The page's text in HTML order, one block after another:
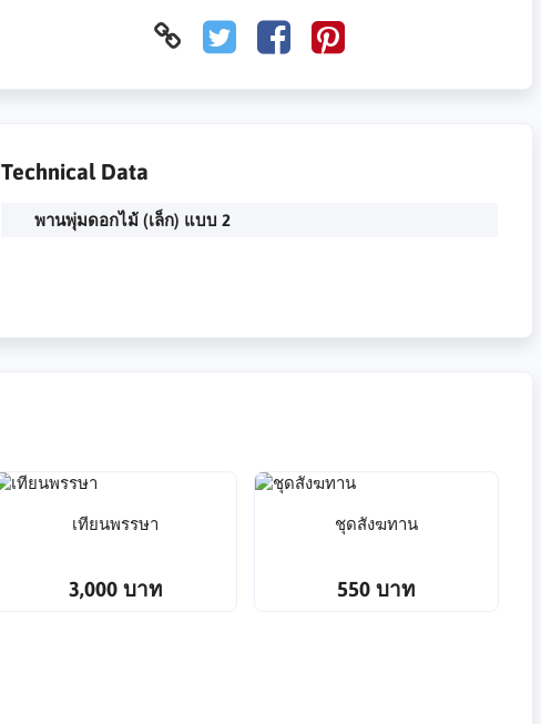
Technical Data
พานพุ่มดอกไม้ (เล็ก) แบบ 2
เทียนพรรษา
3,000 บาท
ชุดสังฆทาน
550 บาท